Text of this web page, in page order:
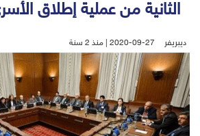
الثانية من عملية إطلاق
ديبريفر 2020-09-27 | منذ 2 سنة